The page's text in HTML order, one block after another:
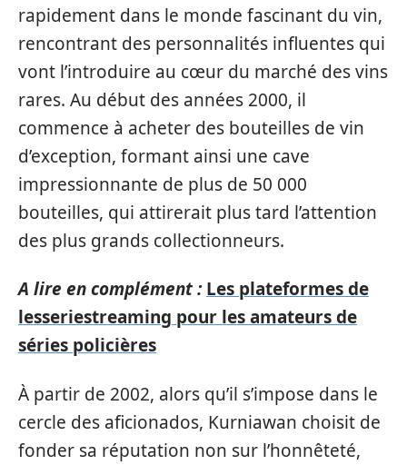
rapidement dans le monde fascinant du vin,
rencontrant des personnalités influentes qui
vont l’introduire au cœur du marché des vins
rares. Au début des années 2000, il
commence à acheter des bouteilles de vin
d’exception, formant ainsi une cave
impressionnante de plus de 50 000
bouteilles, qui attirerait plus tard l’attention
des plus grands collectionneurs.
A lire en complément : Les plateformes de
lesseriestreaming pour les amateurs de
séries policières
À partir de 2002, alors qu’il s’impose dans le
cercle des aficionados, Kurniawan choisit de
fonder sa réputation non sur l’honnêteté,